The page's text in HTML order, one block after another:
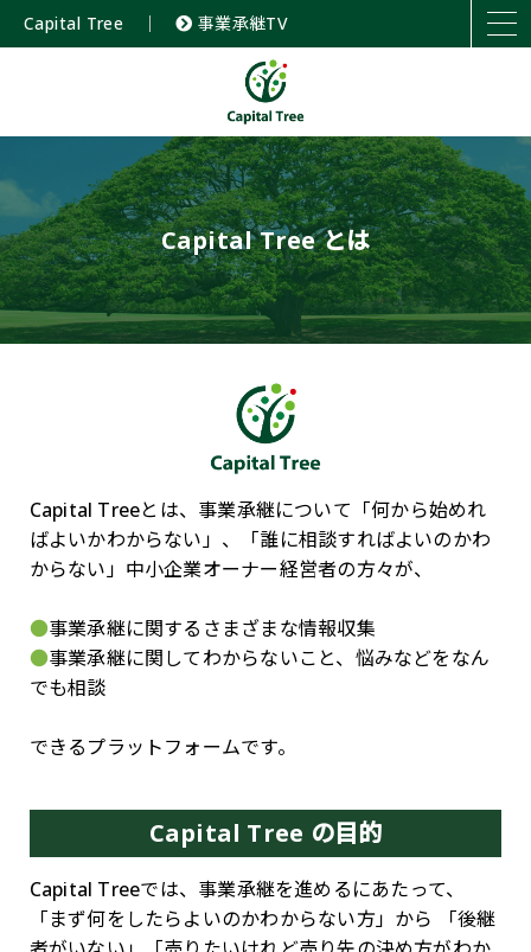
Capital Tree ｜ 事業承継TV
Capital Tree とは
Capital Treeとは、事業承継について「何から始めれ
ばよいかわからない」、「誰に相談すればよいのかわ
からない」中小企業オーナー経営者の方々が、
●事業承継に関するさまざまな情報収集
●事業承継に関してわからないこと、悩みなどをなん
でも相談
できるプラットフォームです。
Capital Tree の目的
Capital Treeでは、事業承継を進めるにあたって、
「まず何をしたらよいのかわからない方」から
「後継